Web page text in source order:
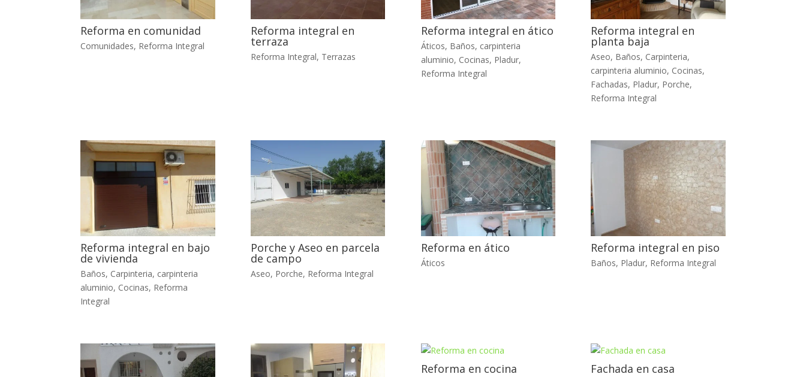
Reforma en comunidad
Comunidades, Reforma Integral
Reforma integral en
terraza
Reforma Integral, Terrazas
Reforma integral en ático
Áticos, Baños, carpinteria
aluminio, Cocinas, Pladur,
Reforma Integral
Reforma integral en
planta baja
Aseo, Baños, Carpinteria,
carpinteria aluminio, Cocinas,
Fachadas, Pladur, Porche,
Reforma Integral
Reforma integral en bajo
de vivienda
Baños, Carpinteria, carpinteria
aluminio, Cocinas, Reforma
Integral
Porche y Aseo en parcela
de campo
Aseo, Porche, Reforma Integral
Reforma en ático
Áticos
Reforma integral en piso
Baños, Pladur, Reforma Integral
Reforma en cocina Fachada en casa